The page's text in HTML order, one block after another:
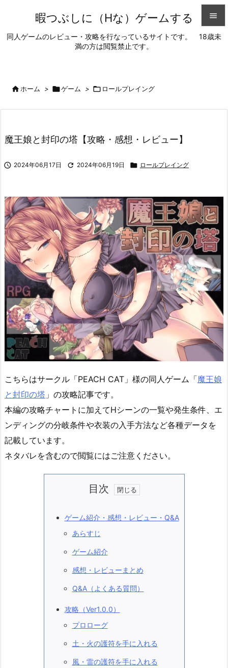
暇つぶしに（Hな）ゲームする
同人ゲームのレビュー・攻略を行なっているサイトです。 18歳未
満の方は閲覧禁止です。


ホーム > ゲーム >  ロールプレイング
魔王娘と封印の塔【攻略・感想・レビュー】
 2024年06月17日  2024年06月19日  ロールプレイング
こちらはサークル「PEACH CAT」様の同人ゲーム「魔王娘
と封印の塔 」の攻略記事です。
本編の攻略チャートに加えてHシーンの一覧や発生条件、エ
ンディングの分岐条件や衣装の入手方法など各種データを
記載しています。
ネタバレを含むので閲覧にはご注意ください。
目次
ゲーム紹介・感想・レビュー・Q&A
あらすじ
ゲーム紹介
感想・レビューまとめ
Q&A（よくある質問）
攻略（Ver1.0.0）
プロローグ
土・火の護符を手に入れる
風・雷の護符を手に入れる